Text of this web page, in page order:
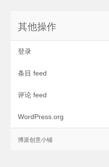
其他操作
登录
条目 feed
评论 feed
WordPress.org